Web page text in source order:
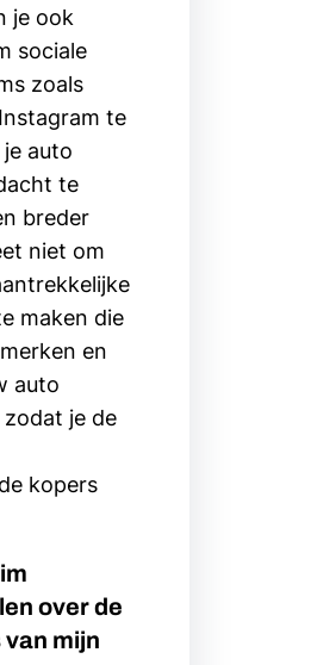
je ook
sociale
zoals
te
auto
te
breder
niet om
maken die
en
auto
je de
kopers
over de
mijn